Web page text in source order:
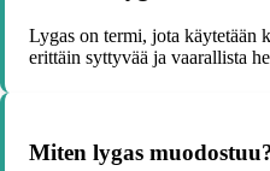
Lygas on termi, jota käytetään
erittäin syttyvää ja vaarallista
Miten lygas